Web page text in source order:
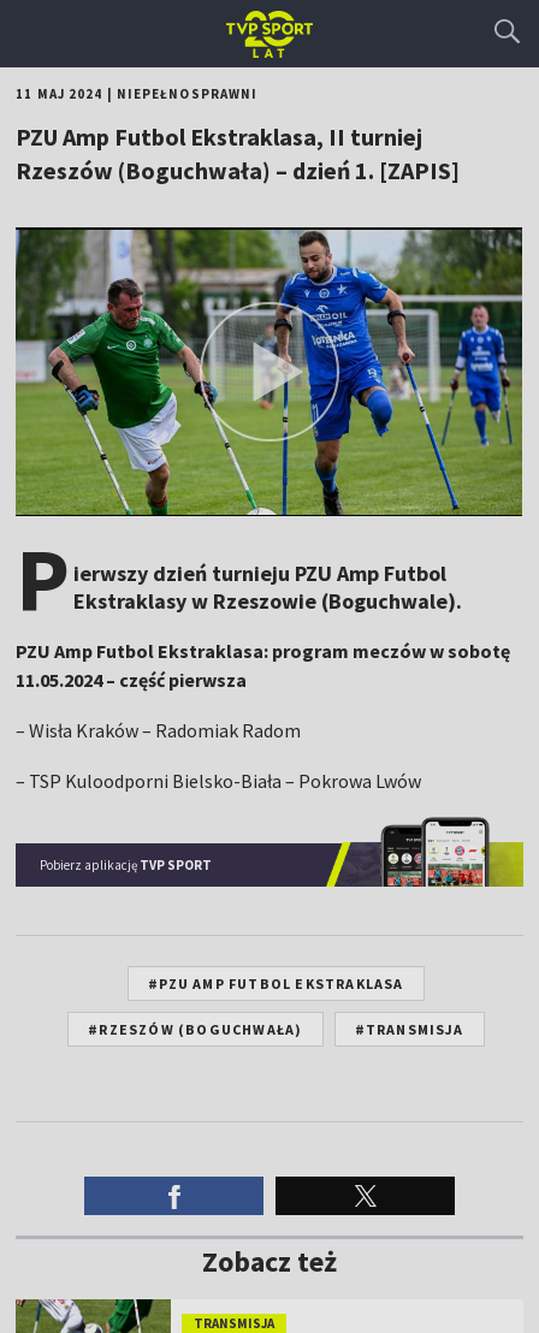
11 MAJ 2024 NIEPEŁNOSPRAWNI
PZU Amp Futbol Ekstraklasa, II turniej
Rzeszów (Boguchwała) – dzień 1. [ZAPIS]
P ierwszy dzień turnieju PZU Amp Futbol
Ekstraklasy w Rzeszowie (Boguchwale).
PZU Amp Futbol Ekstraklasa: program meczów w sobotę
11.05.2024 – część pierwsza
– Wisła Kraków – Radomiak Radom
– TSP Kuloodporni Bielsko-Biała – Pokrowa Lwów
Pobierz aplikację TVP SPORT
#PZU AMP FUTBOL EKSTRAKLASA
#RZESZÓW (BOGUCHWAŁA) #TRANSMISJA
Zobacz też
TRANSMISJA